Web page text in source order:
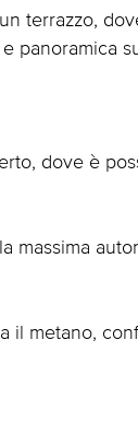
terrazzo,
panoramica
dove è
massima
il metano,